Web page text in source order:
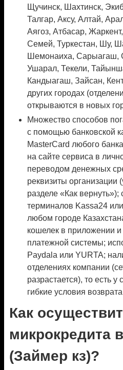
Щучинск, Шахтинск,
Талгар, Аксу, Алтай,
Аягоз, Атбасар,
Семей, Туркестан, Шу,
Шемонаиха, Сарыагаш,
Ушарал, Текели,
Кандыагаш, Зайсан,
других городах
открываются в новых
Множество способов
с помощью банковской
MasterCard любого
на сайте сервиса в
переводом денежных
реквизиты организации
разделе «Как
терминалов Kassa24
любом городе
кошелек в приложении и
платежной системы;
Paydala или YURTA;
отделениях компании
разрастается), то есть у
гибкие условия возврата
Как
микрокредита
(Займер кз)?